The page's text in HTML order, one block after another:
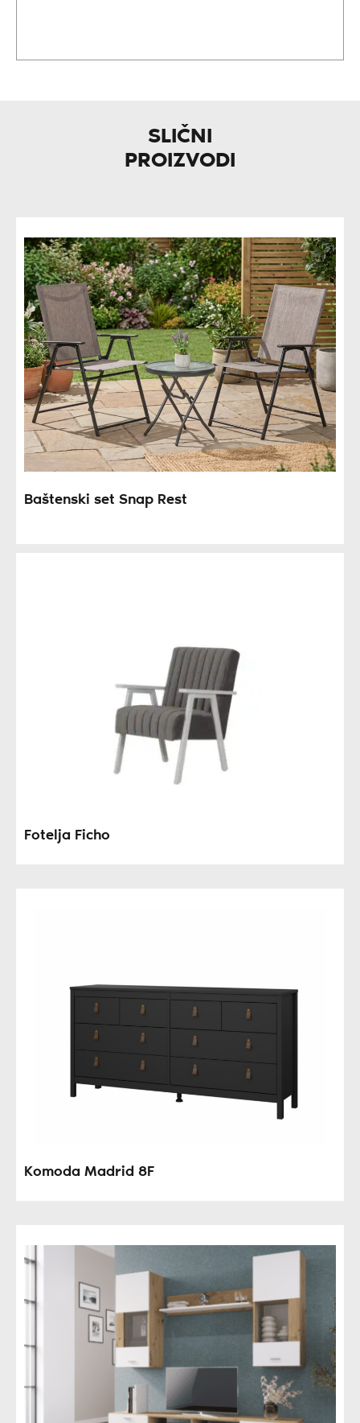
SLIČNI
PROIZVODI
Baštenski set Snap Rest
Fotelja Ficho
Komoda Madrid 8F